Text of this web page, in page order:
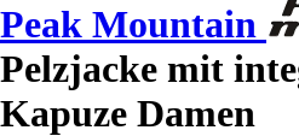
Peak Mountain
Pelzjacke mit
Kapuze Damen